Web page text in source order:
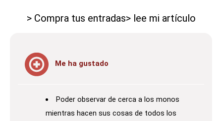
> Compra tus entradas> lee mi artículo
Me ha gustado
Poder observar de cerca a los monos
mientras hacen sus cosas de todos los